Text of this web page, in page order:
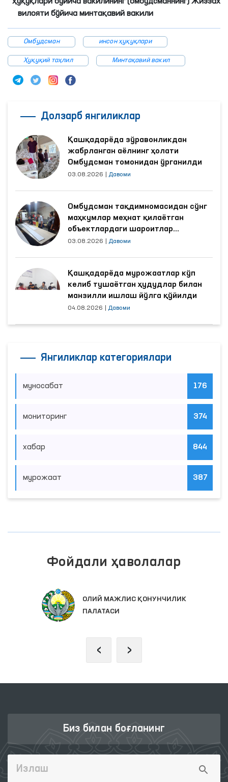
вилояти бўйича минтақавий вакили
Омбудсман инсон ҳуқуқлари
Ҳуқуқий таҳлил Минтақавий вакил
Долзарб янгиликлар
Қашқадарёда зўравонликдан
жабрланган аёлнинг ҳолати
Омбудсман томонидан ўрганилди
03.08.2026 Давоми
Омбудсман тақдимномасидан сўнг
маҳкумлар меҳнат қилаётган
объектлардаги шароитлар
яхшиланди
03.08.2026 Давоми
Қашқадарёда мурожаатлар кўп
келиб тушаётган ҳудудлар билан
манзилли ишлаш йўлга қўйилди
04.08.2026 Давоми
Янгиликлар категориялари
муносабат 176
мониторинг 374
хабар 844
мурожаат 387
Фойдали ҳаволалар
ОЛИЙ МАЖЛИС ҚОНУНЧИЛИК
ПАЛАТАСИ
‹ ›
Биз билан боғланинг